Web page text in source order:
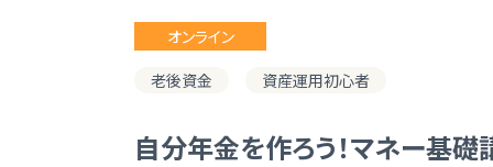
オンライン
老後資金
資産運用初心者
自分年金を作ろう！マネー基礎